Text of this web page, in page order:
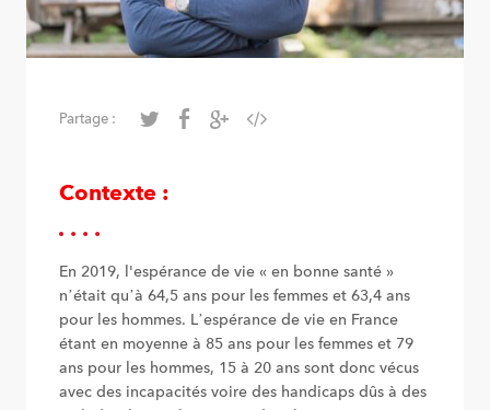
Partage :
Contexte :
En 2019, l'espérance de vie « en bonne santé »
n’était qu’à 64,5 ans pour les femmes et 63,4 ans
pour les hommes. L’espérance de vie en France
étant en moyenne à 85 ans pour les femmes et 79
ans pour les hommes, 15 à 20 ans sont donc vécus
avec des incapacités voire des handicaps dûs à des